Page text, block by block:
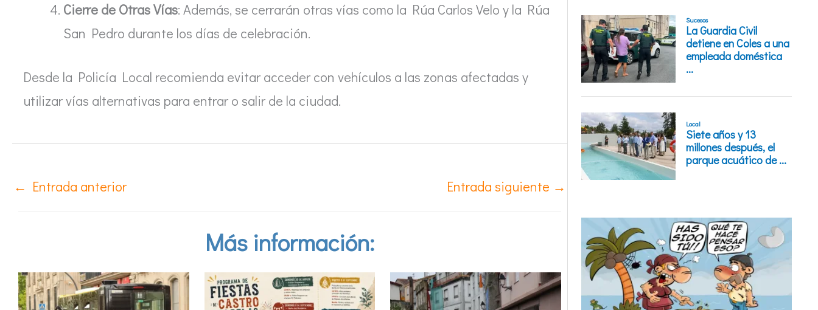
Cierre de Otras Vías: Además, se cerrarán otras vías como la Rúa Carlos Velo y la Rúa
San Pedro durante los días de celebración.
Desde la Policía Local recomienda evitar acceder con vehículos a las zonas afectadas y
utilizar vías alternativas para entrar o salir de la ciudad.
← Entrada anterior Entrada siguiente →
Más información: